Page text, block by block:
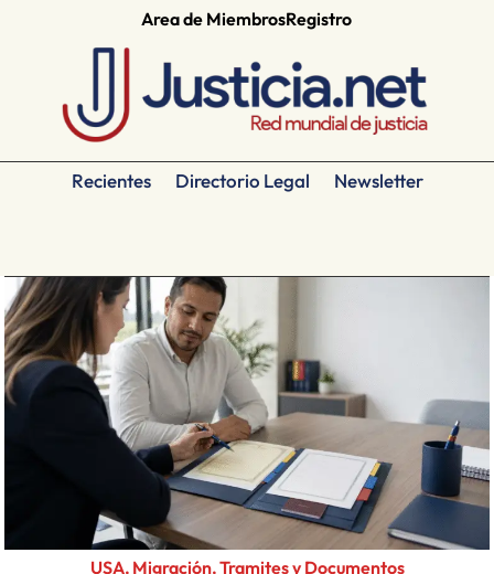
Area de MiembrosRegistro
Recientes Directorio Legal Newsletter
USA, Migración, Tramites y Documentos